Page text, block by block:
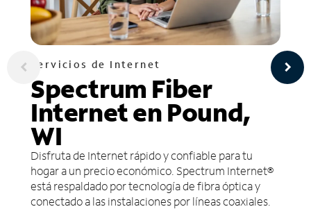
Servicios de Internet
Spectrum Fiber
Internet en Pound,
WI
Disfruta de Internet rápido y confiable para tu
hogar a un precio económico. Spectrum Internet®
está respaldado por tecnología de fibra óptica y
conectado a las instalaciones por líneas coaxiales.